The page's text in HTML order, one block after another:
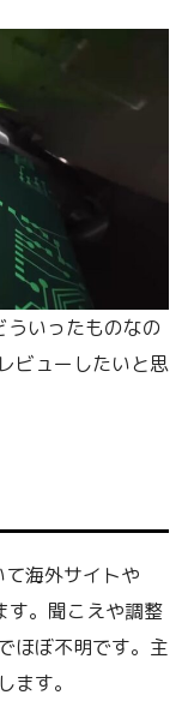
ういったものなの
ビューしたいと思
海外サイトや
す。聞こえや調整
ほぼ不明です。主
ます。